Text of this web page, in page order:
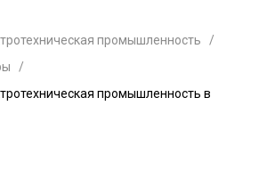
промышленность
промышленность в